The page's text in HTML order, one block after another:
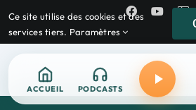
Facebook
Ce site utilise des cookies et des
services tiers. Paramètres
ACCUEIL PODCASTS